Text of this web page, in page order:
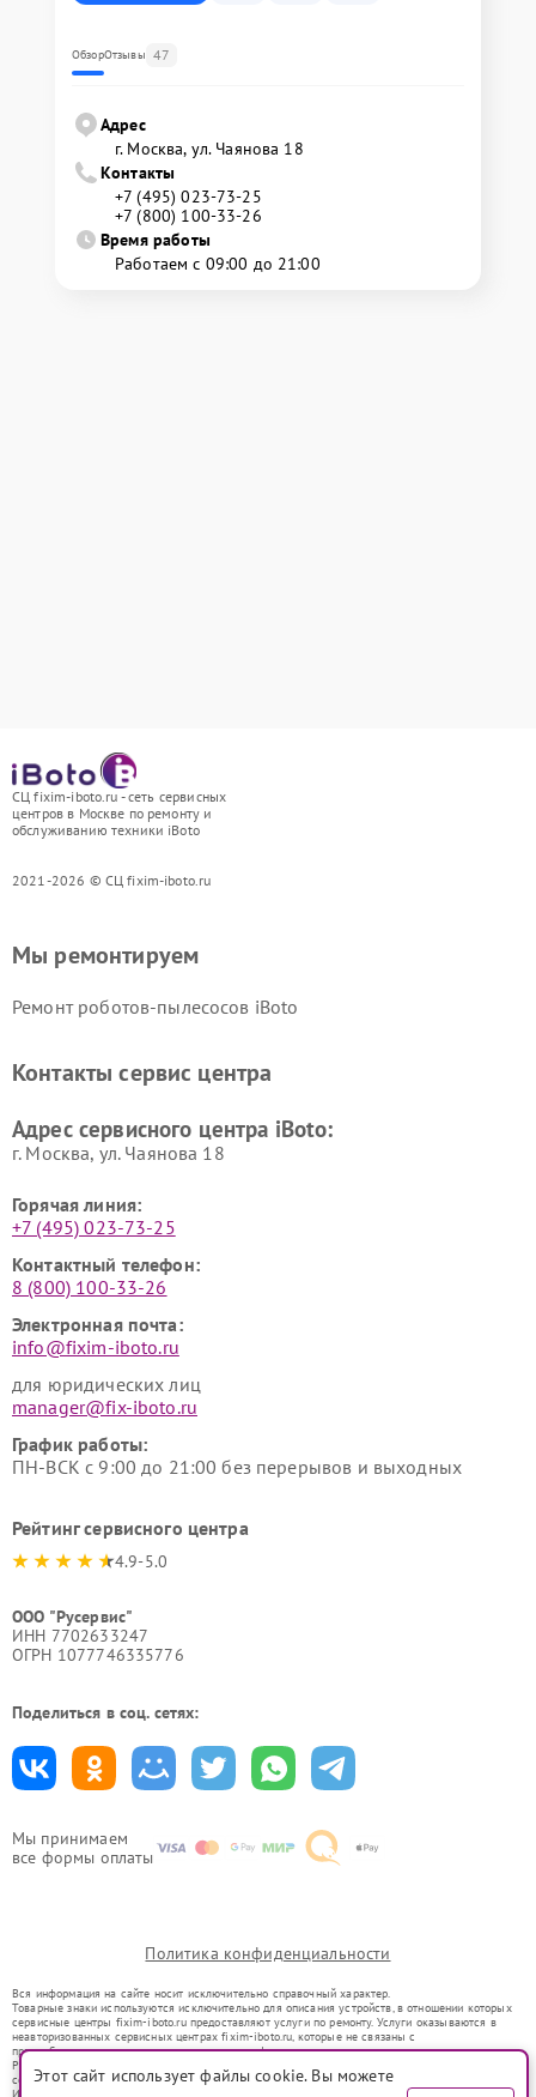
ОбзорОтзывы 47
Адрес
г. Москва, ул. Чаянова 18
Контакты
+7 (495) 023-73-25
+7 (800) 100-33-26
Время работы
Работаем с 09:00 до 21:00
СЦ fixim-iboto.ru - сеть сервисных
центров в Москве по ремонту и
обслуживанию техники iBoto
2021-2026 © СЦ fixim-iboto.ru
Мы принимаем
все формы оплаты
Мы ремонтируем
Ремонт роботов-пылесосов iBoto
Контакты сервис центра
Адрес сервисного центра iBoto:
г. Москва, ул. Чаянова 18
Горячая линия:
+7 (495) 023-73-25
Контактный телефон:
8 (800) 100-33-26
Электронная почта:
info@fixim-iboto.ru
для юридических лиц
manager@fix-iboto.ru
График работы:
ПН-ВСК с 9:00 до 21:00 без перерывов и выходных
Рейтинг сервисного центра
4.9-5.0
ООО "Русервис"
ИНН 7702633247
ОГРН 1077746335776
Поделиться в соц. сетях:
Политика конфиденциальности
Вся информация на сайте носит исключительно справочный характер.
Товарные знаки используются исключительно для описания устройств, в отношении которых
сервисные центры fixim-iboto.ru предоставляют услуги по ремонту. Услуги оказываются в
неавторизованных сервисных центрах fixim-iboto.ru, которые не связаны с
правообладателями товарных знаков или их официальными представителями.
Ремонт осуществляется для устройств, уже введенных в гражданский оборот в соответствии
со статьей 1487 ГК РФ.
Использование товарных знаков не преследует цели индивидуализации услуг или введения
Этот сайт использует файлы cookie. Вы можете